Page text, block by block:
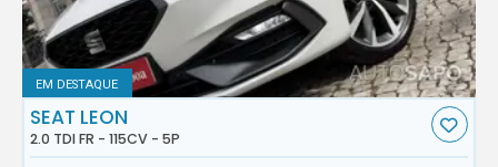
EM DESTAQUE
SEAT LEON
2.0 TDI FR - 115CV - 5P